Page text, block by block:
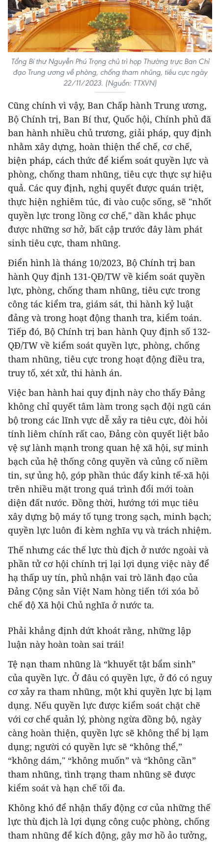
Tổng Bí thư Nguyễn Phú Trọng chủ trì họp Thường trực Ban Chỉ
đạo Trung ương về phòng, chống tham nhũng, tiêu cực ngày
22/11/2023. (Nguồn: TTXVN)
Cũng chính vì vậy, Ban Chấp hành Trung ương,
Bộ Chính trị, Ban Bí thư, Quốc hội, Chính phủ đã
ban hành nhiều chủ trương, giải pháp, quy định
nhằm xây dựng, hoàn thiện thể chế, cơ chế,
biện pháp, cách thức để kiểm soát quyền lực và
phòng, chống tham nhũng, tiêu cực thực sự hiệu
quả. Các quy định, nghị quyết được quán triệt,
thực hiện nghiêm túc, đi vào cuộc sống, sẽ "nhốt
quyền lực trong lồng cơ chế," dần khắc phục
được những sơ hở, bất cập trước đây làm phát
sinh tiêu cực, tham nhũng.
Điển hình là tháng 10/2023, Bộ Chính trị ban
hành Quy định 131-QĐ/TW về kiểm soát quyền
lực, phòng, chống tham nhũng, tiêu cực trong
công tác kiểm tra, giám sát, thi hành kỷ luật
đảng và trong hoạt động thanh tra, kiểm toán.
Tiếp đó, Bộ Chính trị ban hành Quy định số 132-
QĐ/TW về kiểm soát quyền lực, phòng, chống
tham nhũng, tiêu cực trong hoạt động điều tra,
truy tố, xét xử, thi hành án.
Việc ban hành hai quy định này cho thấy Đảng
không chỉ quyết tâm làm trong sạch đội ngũ cán
bộ trong các lĩnh vực dễ xảy ra tiêu cực, đòi hỏi
tính liêm chính rất cao, Đảng còn quyết liệt bảo
vệ sự lành mạnh trong quan hệ xã hội, sự minh
bạch của hệ thống công quyền và củng cố niềm
tin, sự ủng hộ, góp phần thúc đẩy kinh tế-xã hội
trên nhiều mặt trong quá trình đổi mới toàn
diện đất nước. Đồng thời, hướng tới mục tiêu
xây dựng bộ máy tố tụng trong sạch, minh bạch;
quyền lực luôn đi kèm nghĩa vụ và trách nhiệm.
Thế nhưng các thế lực thù địch ở nước ngoài và
phần tử cơ hội chính trị lại lợi dụng việc này để
hạ thấp uy tín, phủ nhận vai trò lãnh đạo của
Đảng Cộng sản Việt Nam hòng tiến tới xóa bỏ
chế độ Xã hội Chủ nghĩa ở nước ta.
Phải khẳng định dứt khoát rằng, những lập
luận này hoàn toàn sai trái!
Tệ nạn tham nhũng là “khuyết tật bẩm sinh”
của quyền lực. Ở đâu có quyền lực, ở đó có nguy
cơ xảy ra tham nhũng, một khi quyền lực bị lạm
dụng. Nếu quyền lực được kiểm soát chặt chẽ
với cơ chế quản lý, phòng ngừa đồng bộ, ngày
càng hoàn thiện, quyền lực sẽ không thể bị lạm
dụng; người có quyền lực sẽ “không thể,”
“không dám," “không muốn” và “không cần”
tham nhũng, tình trạng tham nhũng sẽ được
kiểm soát và hạn chế tối đa.
Không khó để nhận thấy động cơ của những thế
lực thù địch là lợi dụng công cuộc phòng, chống
tham nhũng để kích động, gây mơ hồ ảo tưởng,